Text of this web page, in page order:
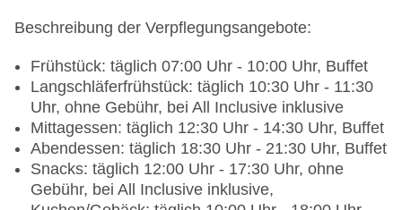
Beschreibung der Verpflegungsangebote:
Frühstück: täglich 07:00 Uhr - 10:00 Uhr, Buffet
Langschläferfrühstück: täglich 10:30 Uhr - 11:30
Uhr, ohne Gebühr, bei All Inclusive inklusive
Mittagessen: täglich 12:30 Uhr - 14:30 Uhr, Buffet
Abendessen: täglich 18:30 Uhr - 21:30 Uhr, Buffet
Snacks: täglich 12:00 Uhr - 17:30 Uhr, ohne
Gebühr, bei All Inclusive inklusive,